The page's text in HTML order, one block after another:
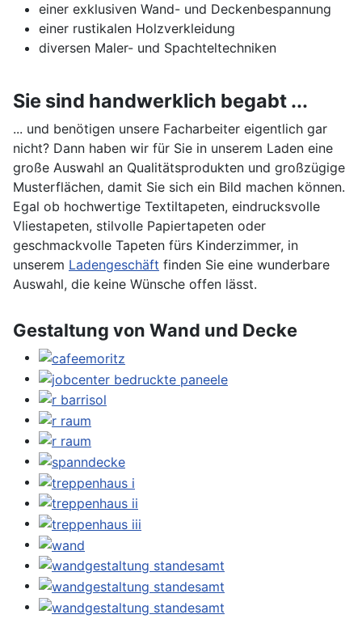
einer exklusiven Wand- und Deckenbespannung
einer rustikalen Holzverkleidung
diversen Maler- und Spachteltechniken
Sie sind handwerklich begabt ...
... und benötigen unsere Facharbeiter eigentlich gar
nicht? Dann haben wir für Sie in unserem Laden eine
große Auswahl an Qualitätsprodukten und großzügige
Musterflächen, damit Sie sich ein Bild machen können.
Egal ob hochwertige Textiltapeten, eindrucksvolle
Vliestapeten, stilvolle Papiertapeten oder
geschmackvolle Tapeten fürs Kinderzimmer, in
unserem Ladengeschäft finden Sie eine wunderbare
Auswahl, die keine Wünsche offen lässt.
Gestaltung von Wand und Decke